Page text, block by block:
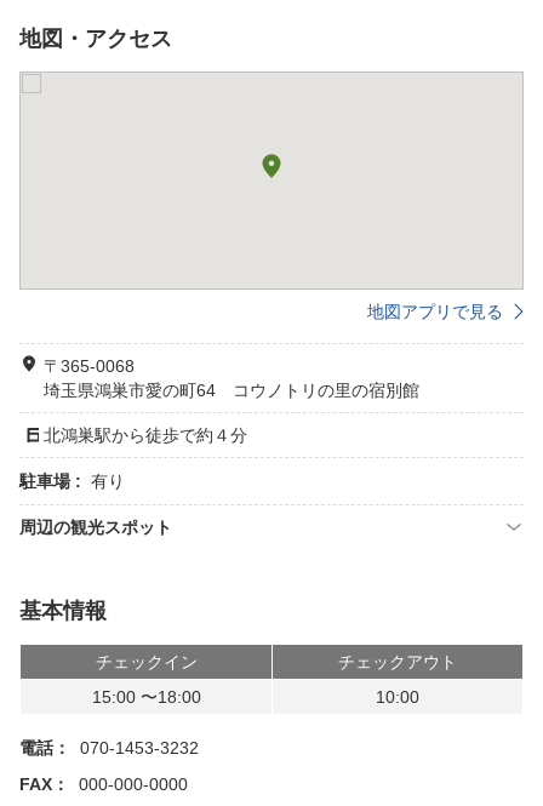
地図・アクセス
地図アプリで見る
〒365-0068
埼玉県鴻巣市愛の町64 コウノトリの里の宿別館
北鴻巣駅から徒歩で約４分
駐車場 : 有り
周辺の観光スポット
基本情報
チェックイン
チェックアウト
15:00 〜18:00
10:00
電話：
070-1453-3232
FAX：
000-000-0000